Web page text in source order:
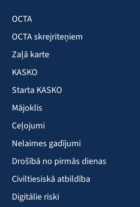
OCTA
OCTA skrejriteņiem
Zaļā karte
KASKO
Starta KASKO
Mājoklis
Ceļojumi
Nelaimes gadījumi
Drošībā no pirmās dienas
Civiltiesiskā atbildība
Digitālie riski